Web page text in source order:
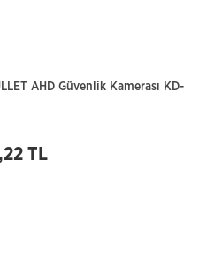
AHD Güvenlik Kamerası KD-
TL